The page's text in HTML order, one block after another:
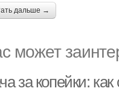
дальше →
может
за копейки: